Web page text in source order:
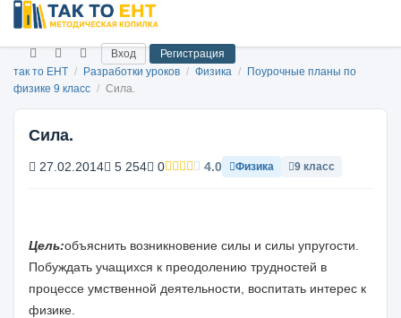
Вход
Регистрация
так то ЕНТ / Разработки уроков / Физика /
Поурочные планы по
физике 9 класс / Сила.
Сила.
27.02.2014 5 254 0 4.0 Физика 9 класс
Цель:объяснить возникновение силы и силы упругости.
Побуждать учащихся к преодолению трудностей в
процессе умственной деятельности, воспитать интерес к
физике.